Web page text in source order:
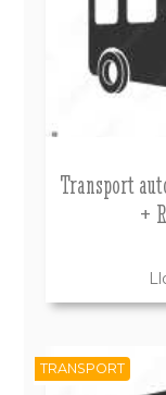
Transport
+
TRANSPORT